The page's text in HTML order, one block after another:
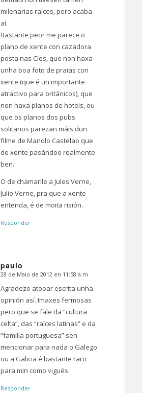
milenarias raíces, pero acaba
aí.
Bastante peor me parece o
plano de xente con cazadora
posta nas Cíes, que non haxa
unha boa foto de praias con
xente (que é un importante
atractivo para británicos), que
non haxa planos de hoteis, ou
que os planos dos pubs
solitarios parezan máis dun
filme de Manolo Castelao que
de xente pasándoo realmente
ben.
O de chamarlle a Jules Verne,
Julio Verne, pra que a xente
entenda, é de moita risión.
Responder
paulo
Dice:
28 de Maio de 2012 en 11:58 a.m.
Agradezo atopar escrita unha
opinión así. Imaxes fermosas
pero que se fale da “cultura
celta”, das “raíces latinas” e da
“familia portuguesa” sen
mencionar para nada o Galego
ou a Galicia é bastante raro
para min como vigués
Responder